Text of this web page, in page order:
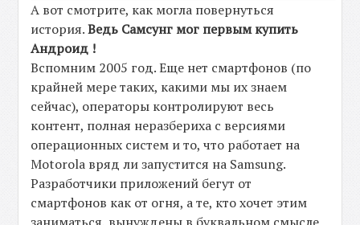
А вот смотрите, как могла повернуться
история.Ведь Самсунг мог первым купить
Андроид !
Вспомним 2005 год. Еще нет смартфонов (по
крайней мере таких, какими мы их знаем
сейчас), операторы контролируют весь
контент, полная неразбериха с версиями
операционных систем и то, что работает на
Motorola вряд ли запустится на Samsung.
Разработчики приложений бегут от
смартфонов как от огня, а те, кто хочет этим